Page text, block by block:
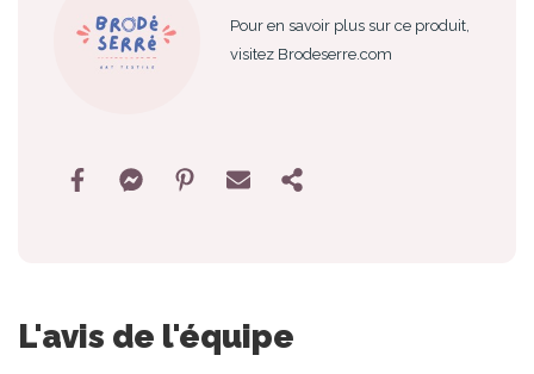
Pour en savoir plus sur ce produit,
visitez Brodeserre.com
L'avis de l'équipe